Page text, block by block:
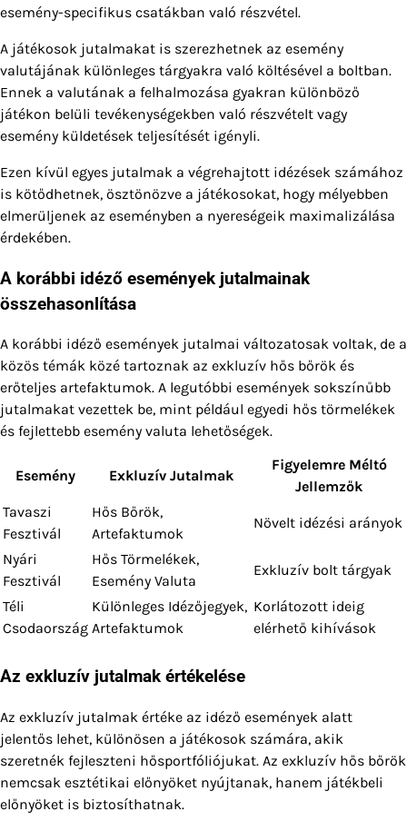
esemény-specifikus csatákban való részvétel.
A játékosok jutalmakat is szerezhetnek az esemény
valutájának különleges tárgyakra való költésével a boltban.
Ennek a valutának a felhalmozása gyakran különböző
játékon belüli tevékenységekben való részvételt vagy
esemény küldetések teljesítését igényli.
Ezen kívül egyes jutalmak a végrehajtott idézések számához
is kötődhetnek, ösztönözve a játékosokat, hogy mélyebben
elmerüljenek az eseményben a nyereségeik maximalizálása
érdekében.
A korábbi idéző események jutalmainak
összehasonlítása
A korábbi idéző események jutalmai változatosak voltak, de a
közös témák közé tartoznak az exkluzív hős bőrök és
erőteljes artefaktumok. A legutóbbi események sokszínűbb
jutalmakat vezettek be, mint például egyedi hős törmelékek
és fejlettebb esemény valuta lehetőségek.
Esemény Exkluzív Jutalmak
Figyelemre Méltó
Jellemzők
Tavaszi
Fesztivál
Hős Bőrök,
Artefaktumok
Növelt idézési arányok
Nyári
Fesztivál
Hős Törmelékek,
Esemény Valuta
Exkluzív bolt tárgyak
Téli
Csodaország
Különleges Idézőjegyek,
Artefaktumok
Korlátozott ideig
elérhető kihívások
Az exkluzív jutalmak értékelése
Az exkluzív jutalmak értéke az idéző események alatt
jelentős lehet, különösen a játékosok számára, akik
szeretnék fejleszteni hősportfóliójukat. Az exkluzív hős bőrök
nemcsak esztétikai előnyöket nyújtanak, hanem játékbeli
előnyöket is biztosíthatnak.